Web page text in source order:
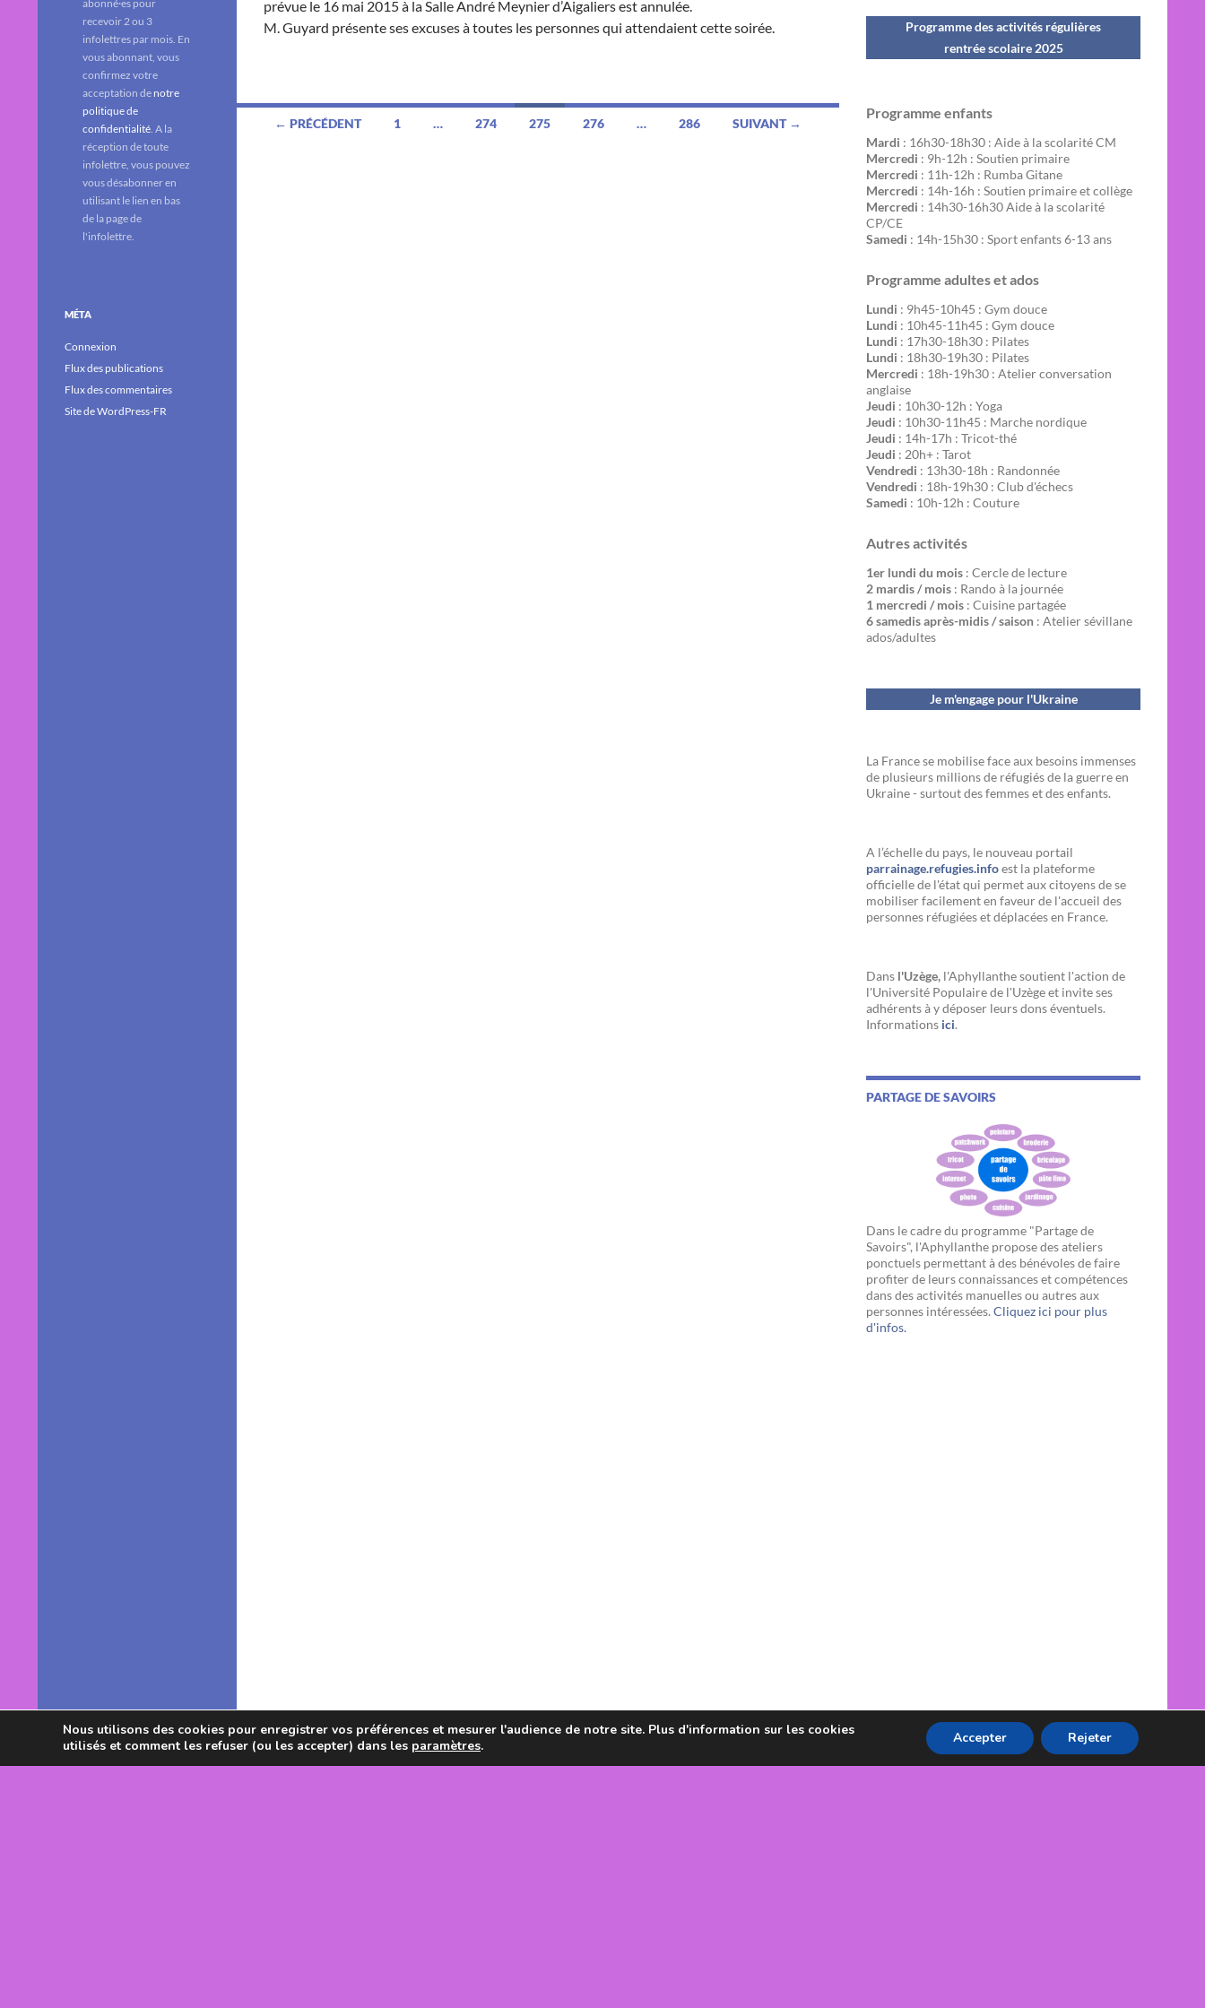
prévue le 16 mai 2015 à la Salle André Meynier d’Aigaliers est annulée.
M. Guyard présente ses excuses à toutes les personnes qui attendaient cette soirée.
Navigation
← PRÉCÉDENT 1 … 274 275 276 … 286 SUIVANT →
Programme des activités régulières
rentrée scolaire 2025
Programme enfants
Mardi : 16h30-18h30 : Aide à la scolarité CM
Mercredi : 9h-12h : Soutien primaire
Mercredi : 11h-12h : Rumba Gitane
Mercredi : 14h-16h : Soutien primaire et collège
Mercredi : 14h30-16h30 Aide à la scolarité
CP/CE
Samedi : 14h-15h30 : Sport enfants 6-13 ans
Programme adultes et ados
Lundi : 9h45-10h45 : Gym douce
Lundi : 10h45-11h45 : Gym douce
Lundi : 17h30-18h30 : Pilates
Lundi : 18h30-19h30 : Pilates
Mercredi : 18h-19h30 : Atelier conversation
anglaise
Jeudi : 10h30-12h : Yoga
Jeudi : 10h30-11h45 : Marche nordique
Jeudi : 14h-17h : Tricot-thé
Jeudi : 20h+ : Tarot
Vendredi : 13h30-18h : Randonnée
Vendredi : 18h-19h30 : Club d'échecs
Samedi : 10h-12h : Couture
Autres activités
1er lundi du mois : Cercle de lecture
2 mardis / mois : Rando à la journée
1 mercredi / mois : Cuisine partagée
6 samedis après-midis / saison : Atelier sévillane
ados/adultes
Je m'engage pour l'Ukraine
La France se mobilise face aux besoins immenses
de plusieurs millions de réfugiés de la guerre en
Ukraine - surtout des femmes et des enfants.
A l’échelle du pays, le nouveau portail
parrainage.refugies.infoest la plateforme
officielle de l'état qui permet aux citoyens de se
mobiliser facilement en faveur de l'accueil des
personnes réfugiées et déplacées en France.
Dans l'Uzège, l'Aphyllanthe soutient l'action de
l'Université Populaire de l'Uzège et invite ses
adhérents à y déposer leurs dons éventuels.
Informations ici.
PARTAGE DE SAVOIRS
Dans le cadre du programme "Partage de
Savoirs", l'Aphyllanthe propose des ateliers
ponctuels permettant à des bénévoles de faire
profiter de leurs connaissances et compétences
dans des activités manuelles ou autres aux
personnes intéressées. Cliquez ici pour plus
d'infos.
abonné·es pour
recevoir 2 ou 3
infolettres par mois. En
vous abonnant, vous
confirmez votre
acceptation de notre
politique de
confidentialité. A la
réception de toute
infolettre, vous pouvez
vous désabonner en
utilisant le lien en bas
de la page de
l'infolettre.
MÉTA
Connexion
Flux des publications
Flux des commentaires
Site de WordPress-FR
Nous utilisons des cookies pour enregistrer vos préférences et mesurer l'audience de notre site. Plus d'information sur les cookies
utilisés et comment les refuser (ou les accepter) dans les paramètres. Accepter Rejeter